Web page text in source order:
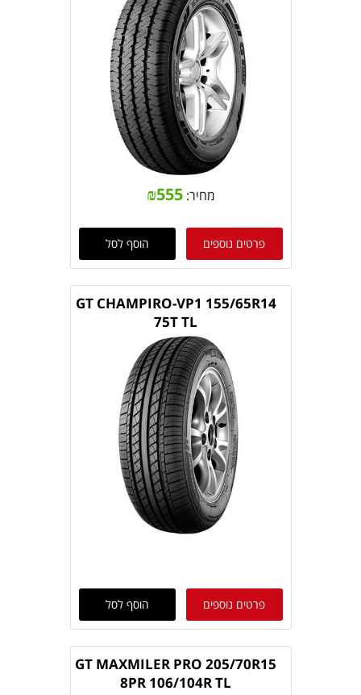
מחיר: ₪555
פרטים נוספים הוסף לסל
GT CHAMPIRO-VP1 155/65R14
75T TL
פרטים נוספים הוסף לסל
GT MAXMILER PRO 205/70R15
8PR 106/104R TL